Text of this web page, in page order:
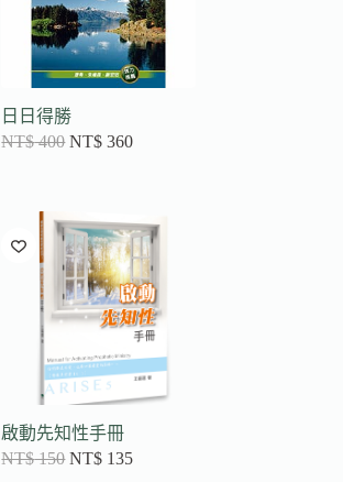
日日得勝
NT$400 NT$ 360
啟動先知性手冊
NT$150 NT$ 135